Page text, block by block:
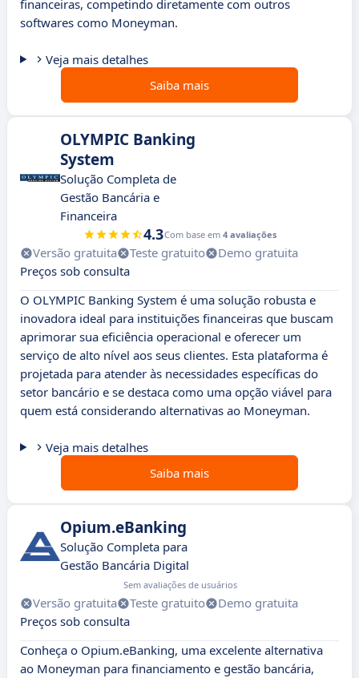
financeiras, competindo diretamente com outros
softwares como Moneyman.
Veja mais detalhes
Saiba mais
OLYMPIC Banking
System
Solução Completa de
Gestão Bancária e
Financeira
4.3Com base em 4 avaliações
Versão gratuita Teste gratuito
Demo gratuita
Preços sob consulta
O OLYMPIC Banking System é uma solução robusta e
inovadora ideal para instituições financeiras que buscam
aprimorar sua eficiência operacional e oferecer um
serviço de alto nível aos seus clientes. Esta plataforma é
projetada para atender às necessidades específicas do
setor bancário e se destaca como uma opção viável para
quem está considerando alternativas ao Moneyman.
Veja mais detalhes
Saiba mais
Opium.eBanking
Solução Completa para
Gestão Bancária Digital
Sem avaliações de usuários
Versão gratuita Teste gratuito
Demo gratuita
Preços sob consulta
Conheça o Opium.eBanking, uma excelente alternativa
ao Moneyman para financiamento e gestão bancária,